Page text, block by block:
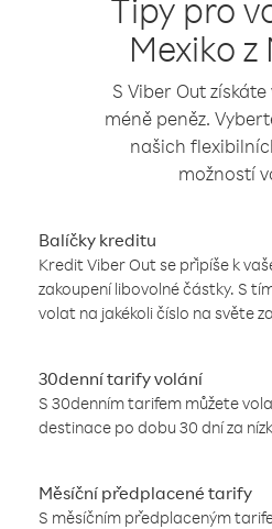
Tipy pro
Mexiko
S Viber Out
méně peněz.
našich
možností
Balíčky kreditu
Kredit Viber Out se připíše k
zakoupení libovolné částky. S
volat na jakékoli číslo na světe
30denní tarify volání
S 30denním tarifem můžete
destinace po dobu 30 dní za
Měsíční předplacené tarify
S měsíčním předplaceným